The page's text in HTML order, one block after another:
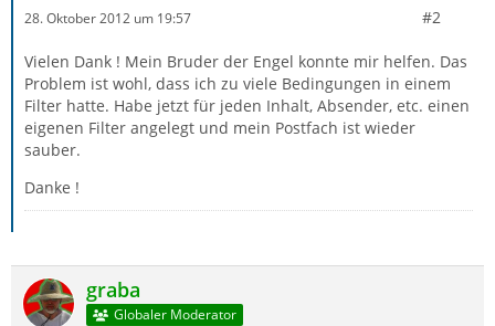
28. Oktober 2012 um 19:57 #2
Vielen Dank ! Mein Bruder der Engel konnte mir helfen. Das
Problem ist wohl, dass ich zu viele Bedingungen in einem
Filter hatte. Habe jetzt für jeden Inhalt, Absender, etc. einen
eigenen Filter angelegt und mein Postfach ist wieder
sauber.
Danke !
graba
Globaler Moderator